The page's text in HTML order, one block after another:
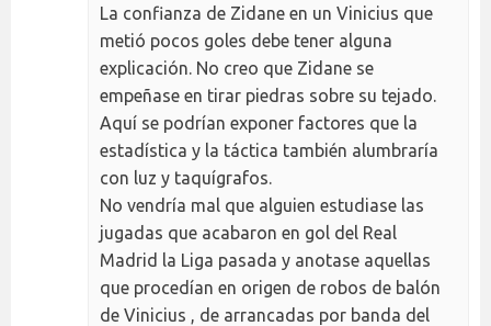
La confianza de Zidane en un Vinicius que
metió pocos goles debe tener alguna
explicación. No creo que Zidane se
empeñase en tirar piedras sobre su tejado.
Aquí se podrían exponer factores que la
estadística y la táctica también alumbraría
con luz y taquígrafos.
No vendría mal que alguien estudiase las
jugadas que acabaron en gol del Real
Madrid la Liga pasada y anotase aquellas
que procedían en origen de robos de balón
de Vinicius , de arrancadas por banda del